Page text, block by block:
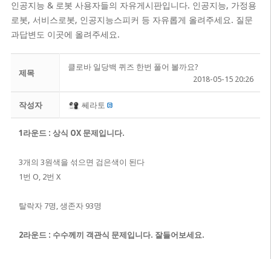
인공지능 & 로봇 사용자들의 자유게시판입니다. 인공지능, 가정용
로봇, 서비스로봇, 인공지능스피커 등 자유롭게 올려주세요. 질문
과답변도 이곳에 올려주세요.
제목
클로바 일당백 퀴즈 한번 풀어 볼까요?
2018-05-15 20:26
작성자 쎄라토
1라운드 : 상식 OX 문제입니다.
3개의 3원색을 섞으면 검은색이 된다
1번 O, 2번 X
탈락자 7명, 생존자 93명
2라운드 : 수수께끼 객관식 문제입니다. 잘들어보세요.